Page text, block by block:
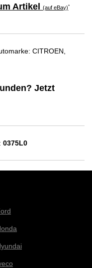
Artikel(auf eBay)*
CITROEN,
Jetzt
0375L0